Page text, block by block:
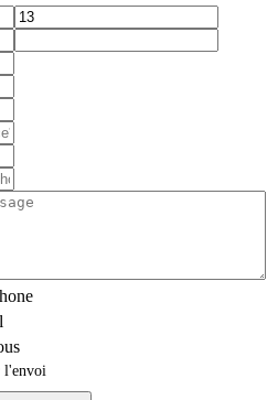
l'envoi